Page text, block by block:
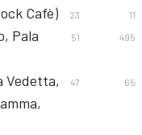
Cafè) 23 11
Pala
51 495
Vedetta,
47 65